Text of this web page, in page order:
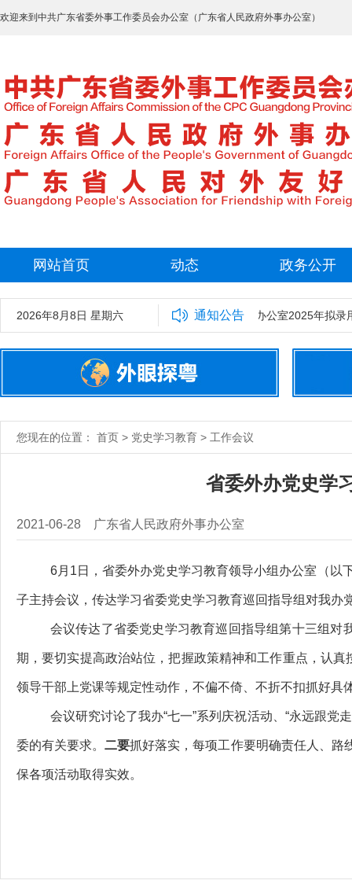
欢迎来到中共广东省委外事工作委员会办公室（广东省人民政府外事办公室）
网站首页 动态 政务公开
2026年8月8日 星期六 通知公告
中共广东省委外事工作委员会办公室2025年拟录
您现在的位置： 首页 > 党史学习教育 > 工作会议
省委外办党史学
2021-06-28 广东省人民政府外事办公室
6月1日，省委外办党史学习教育领导小组办公室（以
子主持会议，传达学习省委党史学习教育巡回指导组对我办
会议传达了省委党史学习教育巡回指导组第十三组对
期，要切实提高政治站位，把握政策精神和工作重点，认
领导干部上党课等规定性动作，不偏不倚、不折不扣抓好具
会议研究讨论了我办“七一”系列庆祝活动、“永远跟
委的有关要求。二要抓好落实，每项工作要明确责任人、路
保各项活动取得实效。